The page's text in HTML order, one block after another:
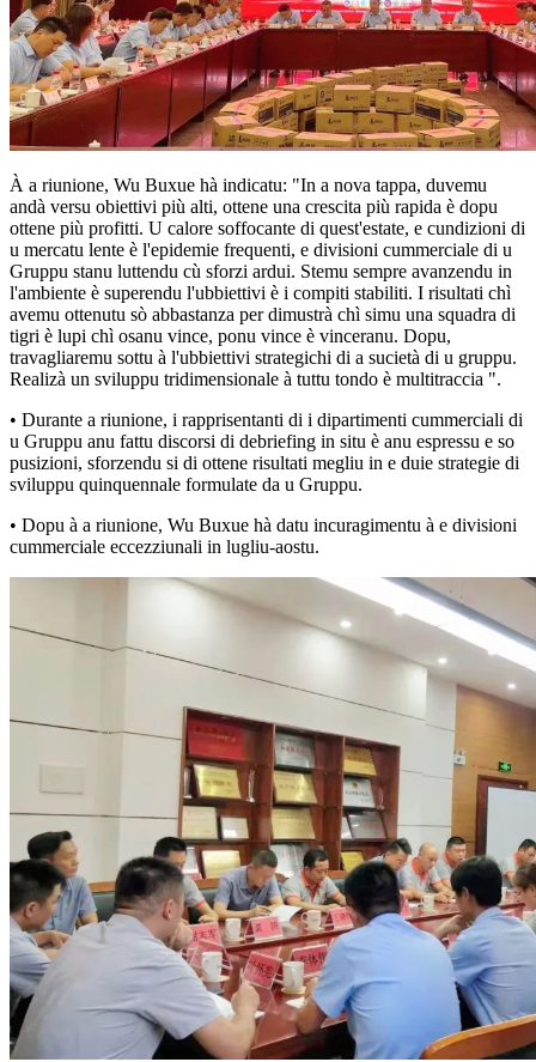
À a riunione, Wu Buxue hà indicatu: "In a nova tappa, duvemu
andà versu obiettivi più alti, ottene una crescita più rapida è dopu
ottene più profitti. U calore soffocante di quest'estate, e cundizioni di
u mercatu lente è l'epidemie frequenti, e divisioni cummerciale di u
Gruppu stanu luttendu cù sforzi ardui. Stemu sempre avanzendu in
l'ambiente è superendu l'ubbiettivi è i compiti stabiliti. I risultati chì
avemu ottenutu sò abbastanza per dimustrà chì simu una squadra di
tigri è lupi chì osanu vince, ponu vince è vinceranu. Dopu,
travagliaremu sottu à l'ubbiettivi strategichi di a sucietà di u gruppu.
Realizà un sviluppu tridimensionale à tuttu tondo è multitraccia ".
• Durante a riunione, i rapprisentanti di i dipartimenti cummerciali di
u Gruppu anu fattu discorsi di debriefing in situ è ​​anu espressu e so
pusizioni, sforzendu si di ottene risultati megliu in e duie strategie di
sviluppu quinquennale formulate da u Gruppu.
• Dopu à a riunione, Wu Buxue hà datu incuragimentu à e divisioni
cummerciale eccezziunali in lugliu-aostu.